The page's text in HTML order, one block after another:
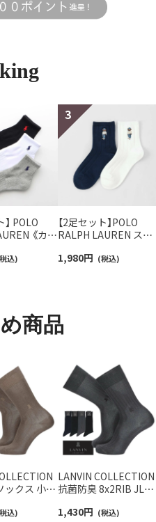
】 POLO
《カラ
ックス シ
込)
【2足セット】POLO
RALPH LAUREN スタ
ロベア オーガニック
1,980円 (税込)
商品
ックス 小寸
イプJLカ
込)
LANVIN COLLECTION
抗菌防臭 8x2RIB JL刺
ックス メンズ
1,430円 (税込)